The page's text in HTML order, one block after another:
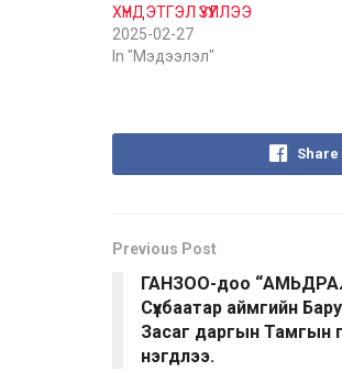
ХҮНДЭТГЭЛ ҮЗҮҮЛЛЭЭ
2025-02-27
In "Мэдээлэл"
Share
Previous Post
ГАНЗОО-доо
Сүхбаатар аймгийн
Засаг даргын Тамгын
нэгдлээ.